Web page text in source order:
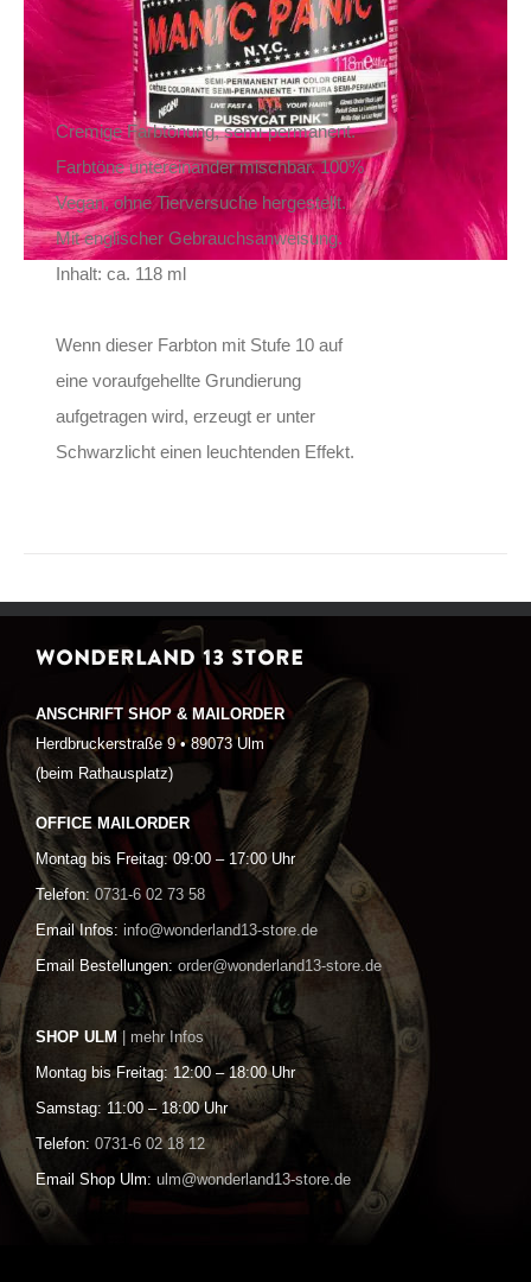
Lieferzeit: ca. 1-2 Tage DE, ca. 3-4 Tage EU
Cremige Farbtönung, semi-permanent.
Farbtöne untereinander mischbar. 100%
Vegan, ohne Tierversuche hergestellt.
Mit englischer Gebrauchsanweisung.
Inhalt: ca. 118 ml
Wenn dieser Farbton mit Stufe 10 auf
eine voraufgehellte Grundierung
aufgetragen wird, erzeugt er unter
Schwarzlicht einen leuchtenden Effekt.
WONDERLAND 13 STORE
ANSCHRIFT SHOP & MAILORDER
Herdbruckerstraße 9 • 89073 Ulm
(beim Rathausplatz)
OFFICE MAILORDER
Montag bis Freitag: 09:00 – 17:00 Uhr
Telefon: 0731-6 02 73 58
Email Infos: info@wonderland13-store.de
Email Bestellungen: order@wonderland13-store.de
SHOP ULM | mehr Infos
Montag bis Freitag: 12:00 – 18:00 Uhr
Samstag: 11:00 – 18:00 Uhr
Telefon: 0731-6 02 18 12
Email Shop Ulm: ulm@wonderland13-store.de